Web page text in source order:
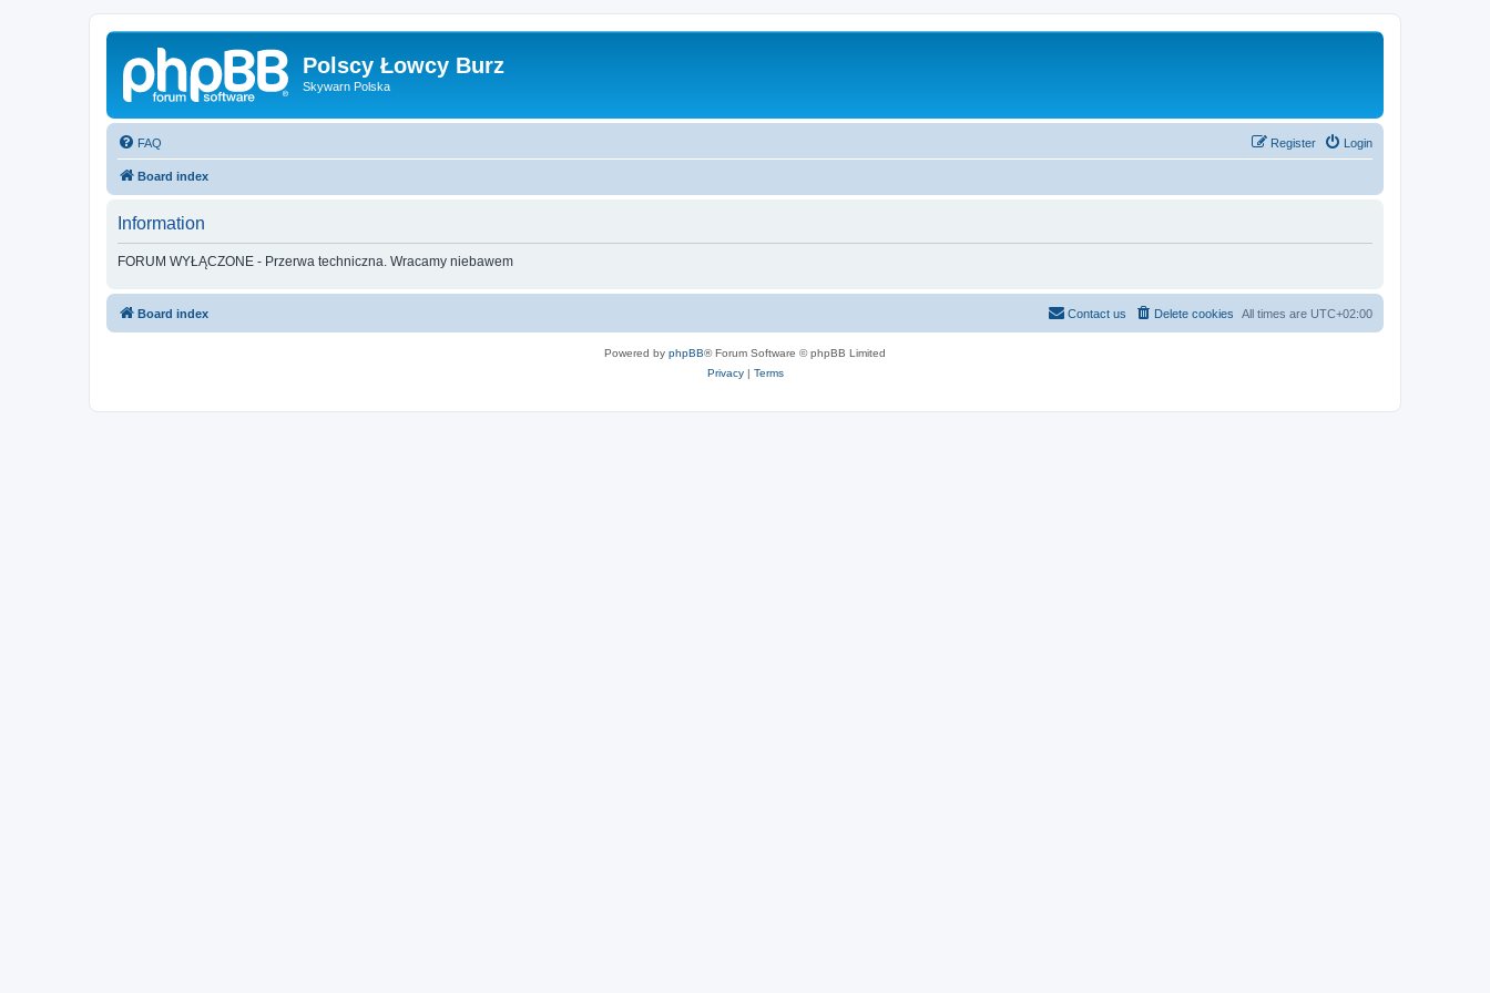
Polscy Łowcy Burz
Skywarn Polska
FAQ Login
Register
Board index
Information
FORUM WYŁĄCZONE - Przerwa techniczna. Wracamy niebawem
Board index All times are UTC+02:00
Delete cookies
Contact us
Powered by phpBB® Forum Software © phpBB Limited
Privacy| Terms